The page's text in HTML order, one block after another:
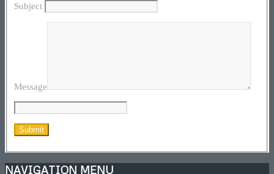
Subject
Message
NAVIGATION MENU